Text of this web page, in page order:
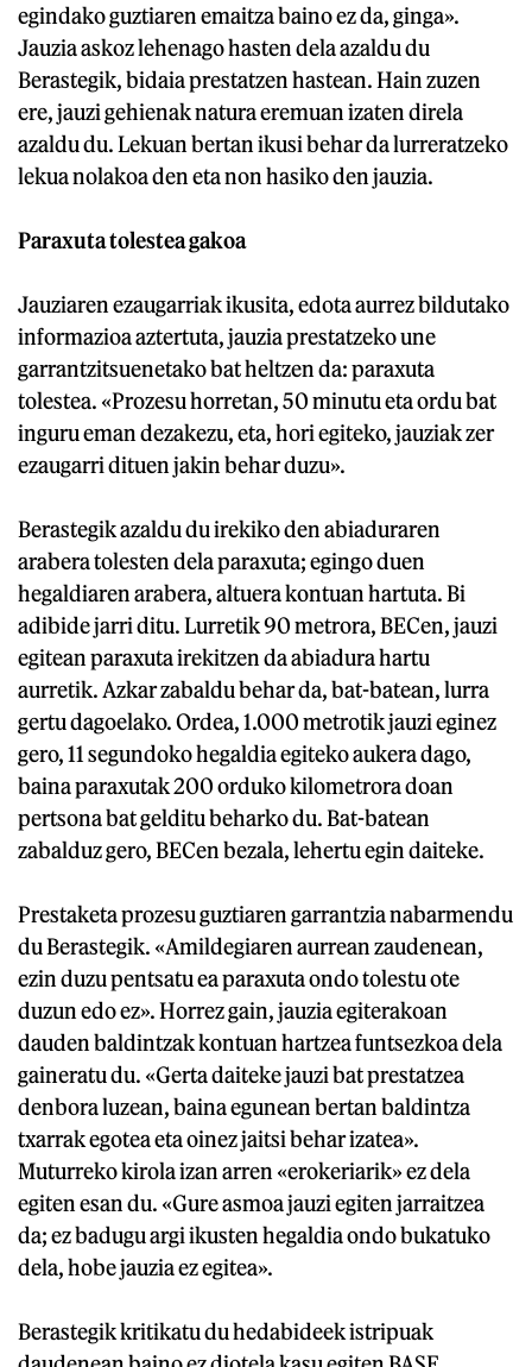
egindako guztiaren emaitza baino ez da, ginga».
Jauzia askoz lehenago hasten dela azaldu du
Berastegik, bidaia prestatzen hastean. Hain zuzen
ere, jauzi gehienak natura eremuan izaten direla
azaldu du. Lekuan bertan ikusi behar da lurreratzeko
lekua nolakoa den eta non hasiko den jauzia.
Paraxuta tolestea gakoa
Jauziaren ezaugarriak ikusita, edota aurrez bildutako
informazioa aztertuta, jauzia prestatzeko une
garrantzitsuenetako bat heltzen da: paraxuta
tolestea. «Prozesu horretan, 50 minutu eta ordu bat
inguru eman dezakezu, eta, hori egiteko, jauziak zer
ezaugarri dituen jakin behar duzu».
Berastegik azaldu du irekiko den abiaduraren
arabera tolesten dela paraxuta; egingo duen
hegaldiaren arabera, altuera kontuan hartuta. Bi
adibide jarri ditu. Lurretik 90 metrora, BECen, jauzi
egitean paraxuta irekitzen da abiadura hartu
aurretik. Azkar zabaldu behar da, bat-batean, lurra
gertu dagoelako. Ordea, 1.000 metrotik jauzi eginez
gero, 11 segundoko hegaldia egiteko aukera dago,
baina paraxutak 200 orduko kilometrora doan
pertsona bat gelditu beharko du. Bat-batean
zabalduz gero, BECen bezala, lehertu egin daiteke.
Prestaketa prozesu guztiaren garrantzia nabarmendu
du Berastegik. «Amildegiaren aurrean zaudenean,
ezin duzu pentsatu ea paraxuta ondo tolestu ote
duzun edo ez». Horrez gain, jauzia egiterakoan
dauden baldintzak kontuan hartzea funtsezkoa dela
gaineratu du. «Gerta daiteke jauzi bat prestatzea
denbora luzean, baina egunean bertan baldintza
txarrak egotea eta oinez jaitsi behar izatea».
Muturreko kirola izan arren «erokeriarik» ez dela
egiten esan du. «Gure asmoa jauzi egiten jarraitzea
da; ez badugu argi ikusten hegaldia ondo bukatuko
dela, hobe jauzia ez egitea».
Berastegik kritikatu du hedabideek istripuak